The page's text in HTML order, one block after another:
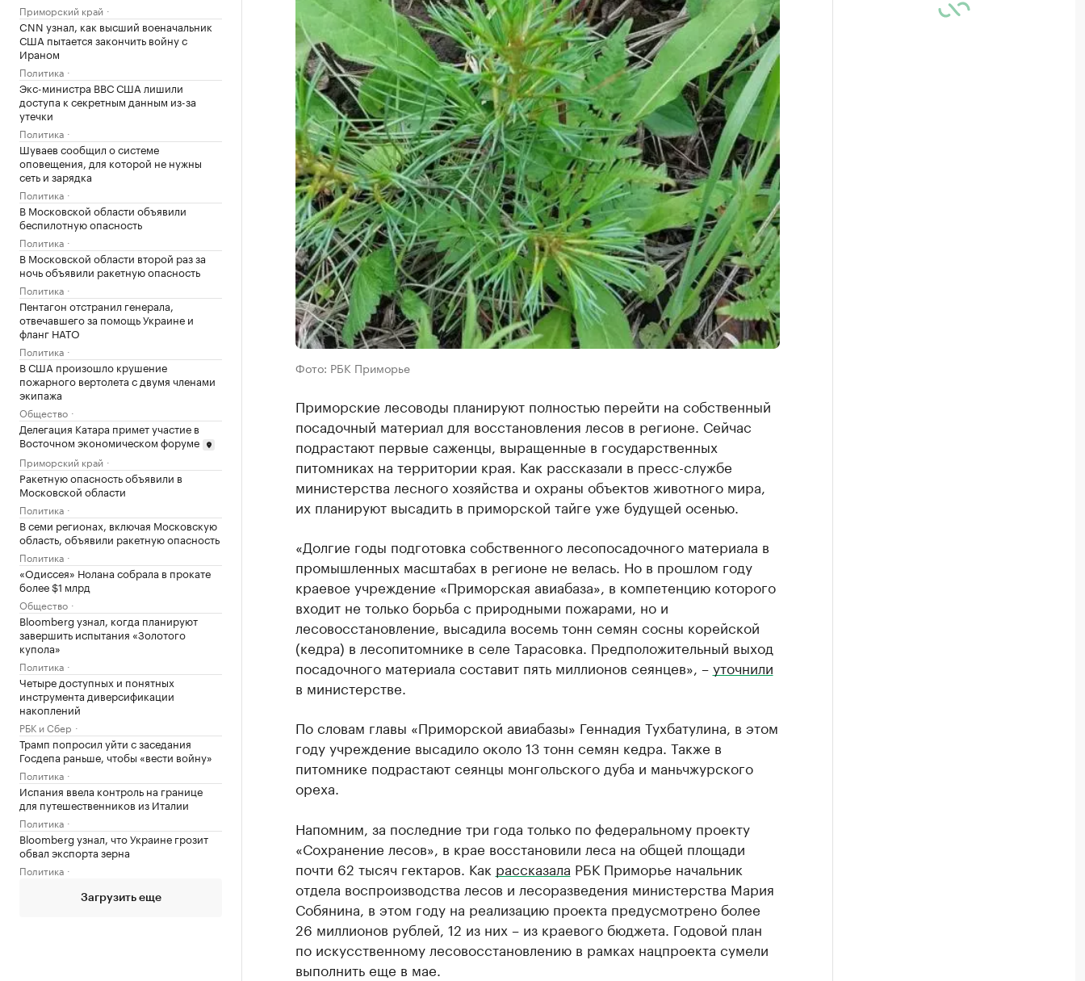
Приморский край
CNN узнал, как высший военачальник
США пытается закончить войну с
Ираном
Политика
Экс-министра ВВС США лишили
доступа к секретным данным из-за
утечки
Политика
Шуваев сообщил о системе
оповещения, для которой не нужны
сеть и зарядка
Политика
В Московской области объявили
беспилотную опасность
Политика
В Московской области второй раз за
ночь объявили ракетную опасность
Политика
Пентагон отстранил генерала,
отвечавшего за помощь Украине и
фланг НАТО
Политика
В США произошло крушение
пожарного вертолета с двумя членами
экипажа
Общество
Делегация Катара примет участие в
Восточном экономическом форуме
Приморский край
Ракетную опасность объявили в
Московской области
Политика
В семи регионах, включая Московскую
область, объявили ракетную опасность
Политика
«Одиссея» Нолана собрала в прокате
более $1 млрд
Общество
Bloomberg узнал, когда планируют
завершить испытания «Золотого
купола»
Политика
Четыре доступных и понятных
инструмента диверсификации
накоплений
РБК и Сбер
Трамп попросил уйти с заседания
Госдепа раньше, чтобы «вести войну»
Политика
Испания ввела контроль на границе
для путешественников из Италии
Политика
Bloomberg узнал, что Украине грозит
обвал экспорта зерна
Политика
Загрузить еще
Фото: РБК Приморье
Приморские лесоводы планируют полностью перейти на собственный
посадочный материал для восстановления лесов в регионе. Сейчас
подрастают первые саженцы, выращенные в государственных
питомниках на территории края. Как рассказали в пресс-службе
министерства лесного хозяйства и охраны объектов животного мира,
их планируют высадить в приморской тайге уже будущей осенью.
«Долгие годы подготовка собственного лесопосадочного материала в
промышленных масштабах в регионе не велась. Но в прошлом году
краевое учреждение «Приморская авиабаза», в компетенцию которого
входит не только борьба с природными пожарами, но и
лесовосстановление, высадила восемь тонн семян сосны корейской
(кедра) в лесопитомнике в селе Тарасовка. Предположительный выход
посадочного материала составит пять миллионов сеянцев», –уточнили
в министерстве.
По словам главы «Приморской авиабазы» Геннадия Тухбатулина, в этом
году учреждение высадило около 13 тонн семян кедра. Также в
питомнике подрастают сеянцы монгольского дуба и маньчжурского
ореха.
Напомним, за последние три года только по федеральному проекту
«Сохранение лесов», в крае восстановили леса на общей площади
почти 62 тысяч гектаров. Как рассказала РБК Приморье начальник
отдела воспроизводства лесов и лесоразведения министерства Мария
Собянина, в этом году на реализацию проекта предусмотрено более
26 миллионов рублей, 12 из них – из краевого бюджета. Годовой план
по искусственному лесовосстановлению в рамках нацпроекта сумели
выполнить еще в мае.